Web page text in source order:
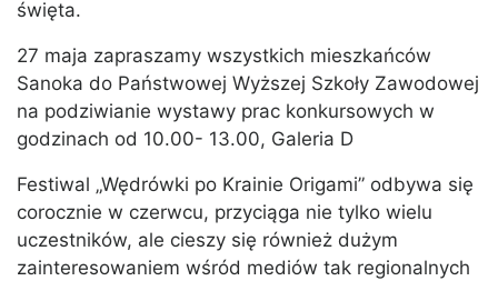
święta.
27 maja zapraszamy wszystkich mieszkańców
Sanoka do Państwowej Wyższej Szkoły Zawodowej
na podziwianie wystawy prac konkursowych w
godzinach od 10.00- 13.00, Galeria D
Festiwal „Wędrówki po Krainie Origami” odbywa się
corocznie w czerwcu, przyciąga nie tylko wielu
uczestników, ale cieszy się również dużym
zainteresowaniem wśród mediów tak regionalnych